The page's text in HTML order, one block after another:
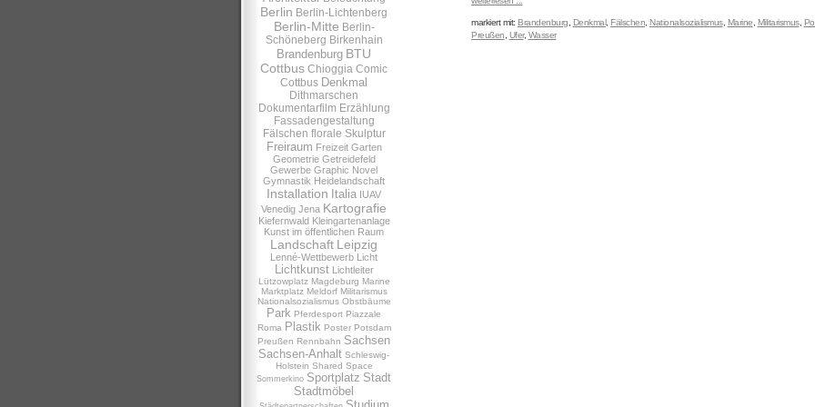
Berlin Berlin-Lichtenberg
Berlin-Mitte Berlin-
Schöneberg Birkenhain
Brandenburg BTU
Cottbus Chioggia Comic
Cottbus Denkmal
Dithmarschen
Dokumentarfilm Erzählung
Fassadengestaltung
Fälschen florale Skulptur
Freiraum Freizeit Garten
Geometrie Getreidefeld
Gewerbe Graphic Novel
Gymnastik Heidelandschaft
Installation Italia IUAV
Venedig Jena Kartografie
Kiefernwald Kleingartenanlage
Kunst im öffentlichen Raum
Landschaft Leipzig
Lenné-Wettbewerb Licht
Lichtkunst Lichtleiter
Lützowplatz Magdeburg Marine
Marktplatz Meldorf Militarismus
Nationalsozialismus Obstbäume
Park Pferdesport Piazzale
Roma Plastik Poster Potsdam
Preußen Rennbahn Sachsen
Sachsen-Anhalt Schleswig-
Holstein Shared Space
Sommerkino Sportplatz Stadt
Stadtmöbel
markiert mit: Brandenburg Denkmal, Fälschen Nationalsozialismus, Marine Militarismus,
Preußen Ufer, Wasser